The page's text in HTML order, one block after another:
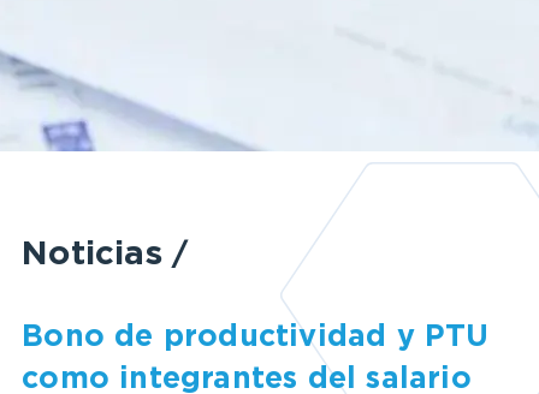
Noticias /
Bono de productividad y PTU
como integrantes del salario